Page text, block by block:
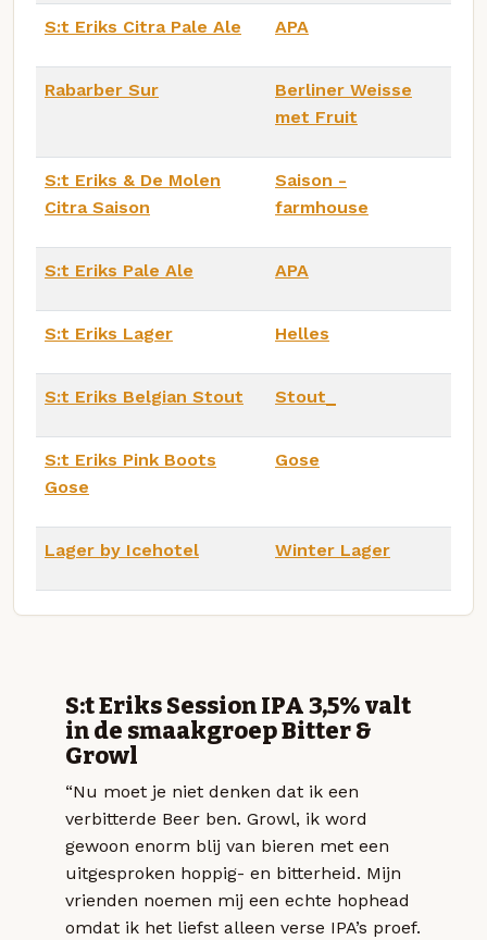
S:t Eriks Citra Pale Ale APA
Rabarber Sur
Berliner Weisse
met Fruit
S:t Eriks & De Molen
Citra Saison
Saison -
farmhouse
S:t Eriks Pale Ale APA
S:t Eriks Lager Helles
S:t Eriks Belgian Stout Stout_
S:t Eriks Pink Boots
Gose
Gose
Lager by Icehotel Winter Lager
S:t Eriks Session IPA 3,5% valt
in de smaakgroep Bitter &
Growl
“Nu moet je niet denken dat ik een
verbitterde Beer ben. Growl, ik word
gewoon enorm blij van bieren met een
uitgesproken hoppig- en bitterheid. Mijn
vrienden noemen mij een echte hophead
omdat ik het liefst alleen verse IPA’s proef.